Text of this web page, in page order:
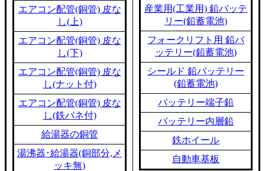
エアコン配管(銅管) 皮な
し(上)
エアコン配管(銅管) 皮な
し(下)
エアコン配管(銅管) 皮な
し(ナット付)
エアコン配管(銅管) 皮な
し(鉄バネ付)
給湯器の銅管
湯沸器･給湯器(銅部分,メ
ッキ無)
産業用(工業用) 鉛バッテ
リー(鉛蓄電池)
フォークリフト用 鉛バ
ッテリー(鉛蓄電池)
シールド 鉛バッテリー
(鉛蓄電池)
バッテリー端子鉛
バッテリー内層鉛
鉄ホイール
自動車基板